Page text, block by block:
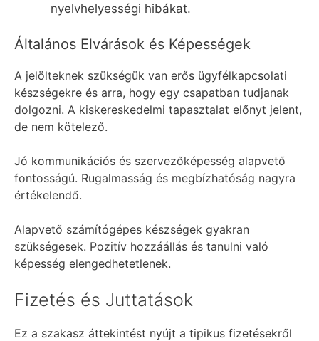
nyelvhelyességi hibákat.
Általános Elvárások és Képességek
A jelölteknek szükségük van erős ügyfélkapcsolati
készségekre és arra, hogy egy csapatban tudjanak
dolgozni. A kiskereskedelmi tapasztalat előnyt jelent,
de nem kötelező.
Jó kommunikációs és szervezőképesség alapvető
fontosságú. Rugalmasság és megbízhatóság nagyra
értékelendő.
Alapvető számítógépes készségek gyakran
szükségesek. Pozitív hozzáállás és tanulni való
képesség elengedhetetlenek.
Fizetés és Juttatások
Ez a szakasz áttekintést nyújt a tipikus fizetésekről